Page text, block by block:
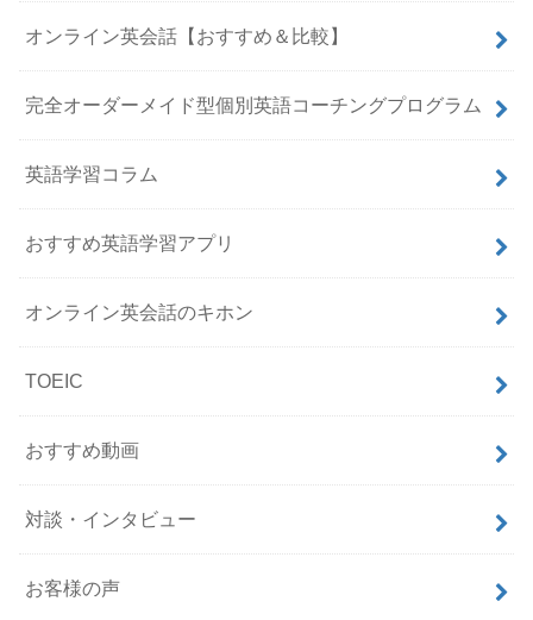
オンライン英会話【おすすめ＆比較】
完全オーダーメイド型個別英語コーチングプログラム
英語学習コラム
おすすめ英語学習アプリ
オンライン英会話のキホン
TOEIC
おすすめ動画
対談・インタビュー
お客様の声